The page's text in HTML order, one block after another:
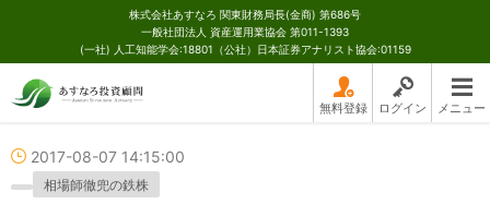
株式会社あすなろ 関東財務局長(金商) 第686号
一般社団法人 資産運用業協会 第011-1393
(一社) 人工知能学会:18801（公社）日本証券アナリスト協会:01159
無料登録 ログイン メニュー
2017-08-07 14:15:00
相場師徹兜の鉄株